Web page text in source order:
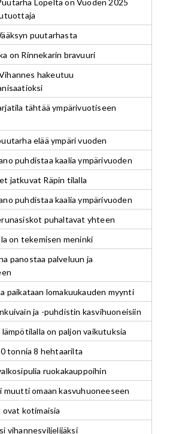
puutarhasta
on Rinnekarin bravuuri
hakeutuu
tähtää ympärivuotiseen
elää ympäri vuoden
puhdistaa kaalia ympärivuoden
jatkuvat Räpin tilalla
puhdistaa kaalia ympärivuoden
puhaltavat yhteen
on tekemisen meninki
panostaa palveluun ja
paikataan lomakuukauden myynti
ja -puhdistin kasvihuoneisiin
lämpötilalla on paljon vaikutuksia
tonnia 8 hehtaarilta
ruokakauppoihin
muutti omaan kasvuhuoneeseen
kotimaisia
vihannesviljelijäksi